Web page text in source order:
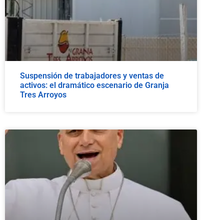
Suspensión de trabajadores y ventas de
activos: el dramático escenario de Granja
Tres Arroyos